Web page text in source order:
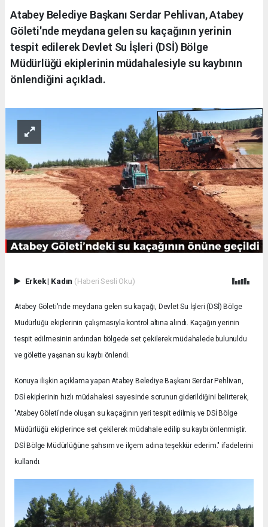
Atabey Belediye Başkanı Serdar Pehlivan, Atabey
Göleti'nde meydana gelen su kaçağının yerinin
tespit edilerek Devlet Su İşleri (DSİ) Bölge
Müdürlüğü ekiplerinin müdahalesiyle su kaybının
önlendiğini açıkladı.
Erkek| Kadın (Haberi Sesli Oku)
Atabey Göleti'nde meydana gelen su kaçağı, Devlet Su İşleri (DSİ) Bölge
Müdürlüğü ekiplerinin çalışmasıyla kontrol altına alındı. Kaçağın yerinin
tespit edilmesinin ardından bölgede set çekilerek müdahalede bulunuldu
ve gölette yaşanan su kaybı önlendi.
Konuya ilişkin açıklama yapan Atabey Belediye Başkanı Serdar Pehlivan,
DSİ ekiplerinin hızlı müdahalesi sayesinde sorunun giderildiğini belirterek,
"Atabey Göleti'nde oluşan su kaçağının yeri tespit edilmiş ve DSİ Bölge
Müdürlüğü ekiplerince set çekilerek müdahale edilip su kaybı önlenmiştir.
DSİ Bölge Müdürlüğüne şahsım ve ilçem adına teşekkür ederim." ifadelerini
kullandı.